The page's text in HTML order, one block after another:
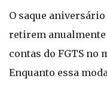
O saque
retirem anualmente
contas do FGTS no
Enquanto essa